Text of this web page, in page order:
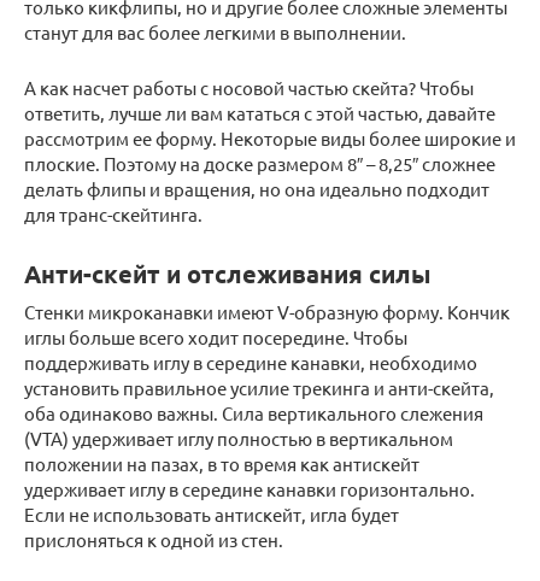
только кикфлипы, но и другие более сложные элементы
станут для вас более легкими в выполнении.
А как насчет работы с носовой частью скейта? Чтобы
ответить, лучше ли вам кататься с этой частью, давайте
рассмотрим ее форму. Некоторые виды более широкие и
плоские. Поэтому на доске размером 8″ – 8,25″ сложнее
делать флипы и вращения, но она идеально подходит
для транс-скейтинга.
Анти-скейт и отслеживания силы
Стенки микроканавки имеют V-образную форму. Кончик
иглы больше всего ходит посередине. Чтобы
поддерживать иглу в середине канавки, необходимо
установить правильное усилие трекинга и анти-скейта,
оба одинаково важны. Сила вертикального слежения
(VTA) удерживает иглу полностью в вертикальном
положении на пазах, в то время как антискейт
удерживает иглу в середине канавки горизонтально.
Если не использовать антискейт, игла будет
прислоняться к одной из стен.